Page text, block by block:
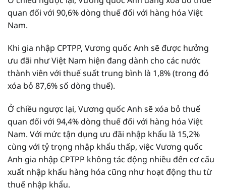
quan đối với 90,6% dòng thuế đối với hàng hóa Việt
Nam.
Khi gia nhập CPTPP, Vương quốc Anh sẽ được hưởng
ưu đãi như Việt Nam hiện đang dành cho các nước
thành viên với thuế suất trung bình là 1,8% (trong đó
xóa bỏ 87,6% số dòng thuế).
Ở chiều ngược lại, Vương quốc Anh sẽ xóa bỏ thuế
quan đối với 94,4% dòng thuế đối với hàng hóa Việt
Nam. Với mức tận dụng ưu đãi nhập khẩu là 15,2%
cùng với tỷ trọng nhập khẩu thấp, việc Vương quốc
Anh gia nhập CPTPP không tác động nhiều đến cơ cấu
xuất nhập khẩu hàng hóa cũng như hoạt động thu từ
thuế nhập khẩu.